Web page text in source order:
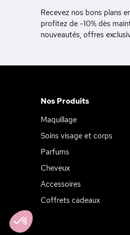
Recevez nos bons plans
profitez de -10% dès
nouveautés, offres
Nos Produits
Maquillage
Soins visage et corps
Parfums
Cheveux
Accessoires
Coffrets cadeaux
Axeptio consent
Plateforme de Gestion du
Notre plateforme vous permet